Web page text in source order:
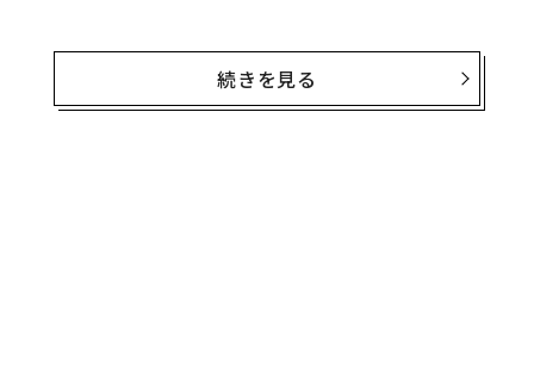
フリーランサーを対象に、事業設立サービスや給与計
算、税務、財務管理のためのダッシュボードを提供して
続きを見る